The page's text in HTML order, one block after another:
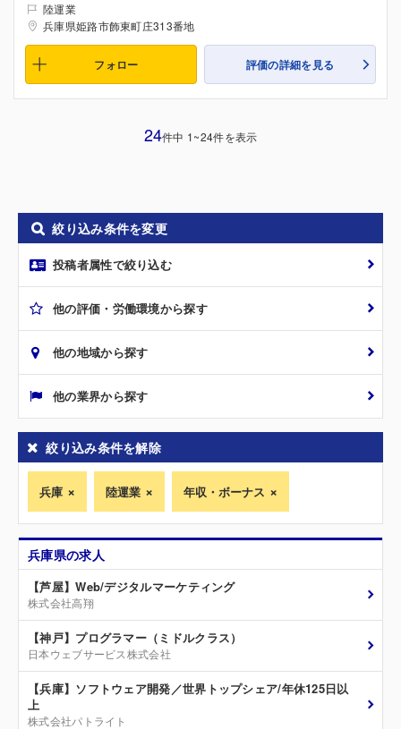
陸運業
兵庫県姫路市飾東町庄313番地
フォロー 評価の詳細を見る
24件中 1~24件を表示
絞り込み条件を変更
投稿者属性で絞り込む
他の評価・労働環境から探す
他の地域から探す
他の業界から探す
絞り込み条件を解除
兵庫 陸運業 年収・ボーナス
兵庫県の求人
【芦屋】Web/デジタルマーケティング
株式会社高翔
【神戸】プログラマー（ミドルクラス）
日本ウェブサービス株式会社
【兵庫】ソフトウェア開発／世界トップシェア/年休125日以
上
株式会社パトライト